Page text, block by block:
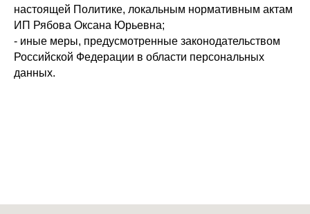
настоящей Политике, локальным нормативным актам
ИП Рябова Оксана Юрьевна;
- иные меры, предусмотренные законодательством
Российской Федерации в области персональных
данных.